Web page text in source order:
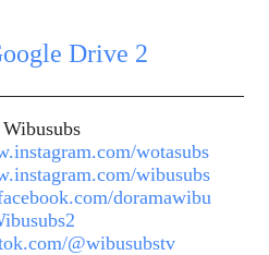
Drive 2
wotasubs
wibusubs
doramawibu
@wibusubstv